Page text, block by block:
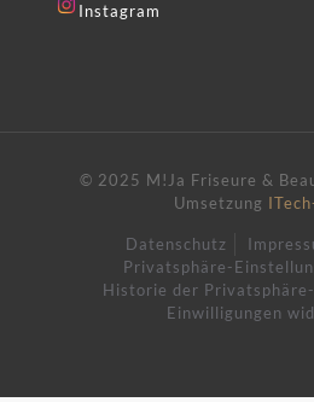
Instagram
© 2025 M!Ja Friseure &
Umsetzung
Datenschutz
Privatsphäre-
Historie der
Einwilligungen